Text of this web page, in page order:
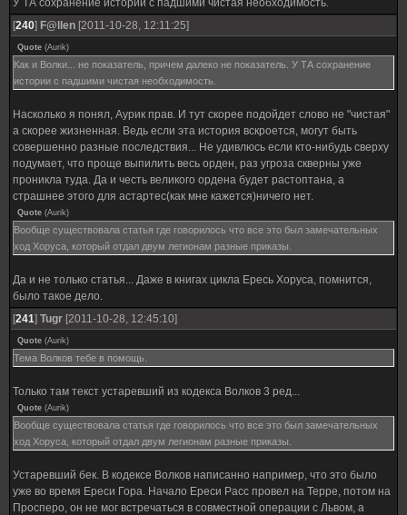
У ТА сохранение истории с падшими чистая необходимость.
[240] F@llen [2011-10-28, 12:11:25]
Quote (Aurik)
Как и Волки... не показатель, причем далеко не показатель. У ТА сохранение
истории с падшими чистая необходимость.
Насколько я понял, Аурик прав. И тут скорее подойдет слово не "чистая"
а скорее жизненная. Ведь если эта история вскроется, могут быть
совершенно разные последствия... Не удивлюсь если кто-нибудь сверху
подумает, что проще выпилить весь орден, раз угроза скверны уже
проникла туда. Да и честь великого ордена будет растоптана, а
страшнее этого для астартес(как мне кажется)ничего нет.
Quote (Aurik)
Вообще существовала статья где говорилось что все это был замечательных
ход Хоруса, который отдал двум легионам разные приказы.
Да и не только статья... Даже в книгах цикла Ересь Хоруса, помнится,
было такое дело.
[241] Tugr [2011-10-28, 12:45:10]
Quote (Aurik)
Тема Волков тебе в помощь.
Только там текст устаревший из кодекса Волков 3 ред...
Quote (Aurik)
Вообще существовала статья где говорилось что все это был замечательных
ход Хоруса, который отдал двум легионам разные приказы.
Устаревший бек. В кодексе Волков написанно например, что это было
уже во время Ереси Гора. Начало Ереси Расс провел на Терре, потом на
Просперо, он не мог встречаться в совместной операции с Львом, а